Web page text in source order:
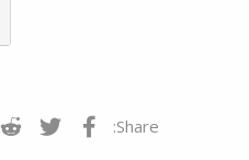
Share: פייסבוק